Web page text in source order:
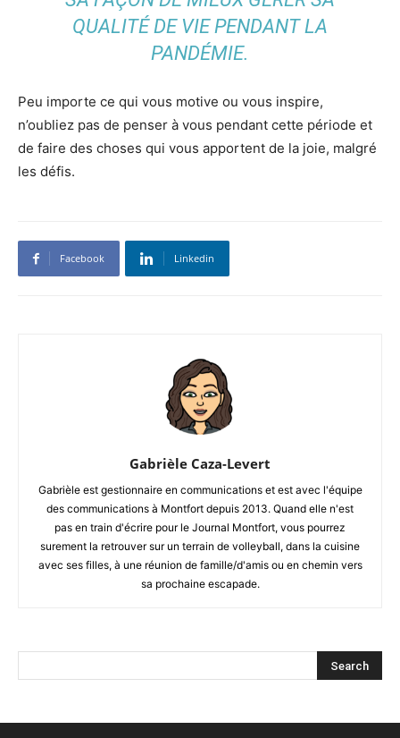
QUALITÉ DE VIE PENDANT LA
PANDÉMIE.
Peu importe ce qui vous motive ou vous inspire,
n’oubliez pas de penser à vous pendant cette période et
de faire des choses qui vous apportent de la joie, malgré
les défis.
Facebook Linkedin
Gabrièle Caza-Levert
Gabrièle est gestionnaire en communications et est avec l'équipe
des communications à Montfort depuis 2013. Quand elle n'est
pas en train d'écrire pour le Journal Montfort, vous pourrez
surement la retrouver sur un terrain de volleyball, dans la cuisine
avec ses filles, à une réunion de famille/d'amis ou en chemin vers
sa prochaine escapade.